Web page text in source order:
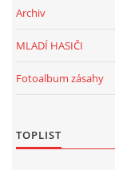
Archiv
MLADÍ HASIČI
Fotoalbum zásahy
TOPLIST